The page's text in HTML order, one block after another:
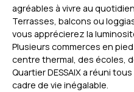
agréables à vivre au
Terrasses, balcons ou
vous apprécierez la
Plusieurs commerces en
centre thermal, des écoles,
Quartier DESSAIX a réuni
cadre de vie inégalable.